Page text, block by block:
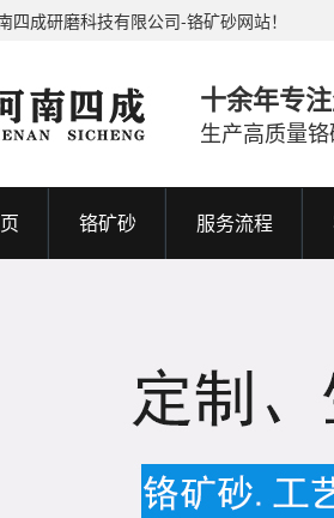
四成研磨科技有限公司-铬矿砂网站！
十余年专
生产高质量
铬矿砂 服务流程